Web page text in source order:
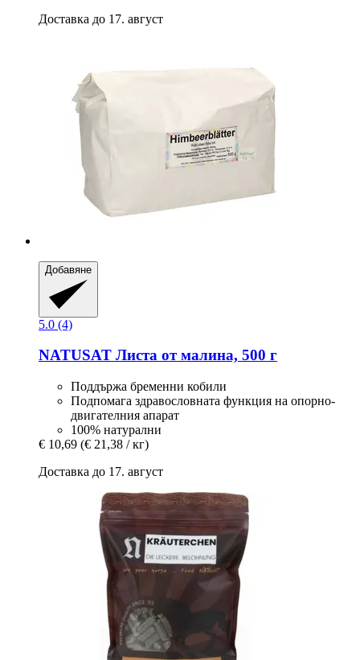
Доставка до 17. август
Добавяне
5.0 (4)
NATUSAT Листа от малина, 500 г
Поддържа бременни кобили
Подпомага здравословната функция на опорно-
двигателния апарат
100% натурални
€ 10,69 (€ 21,38 / кг)
Доставка до 17. август